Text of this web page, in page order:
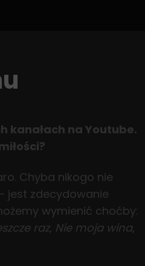
kanałach na Youtube.
Chyba nikogo nie
jest zdecydowanie
wymienić choćby:
raz, Nie moja wina,